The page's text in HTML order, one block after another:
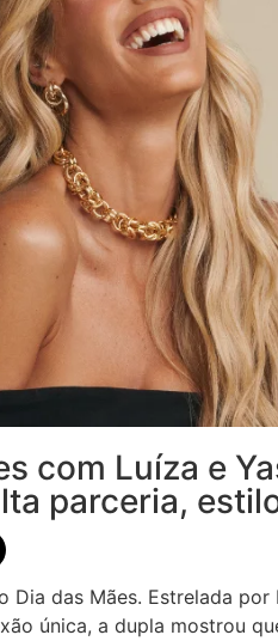
com Luíza e
parceria,
das Mães. Estrelada por
única, a dupla mostrou